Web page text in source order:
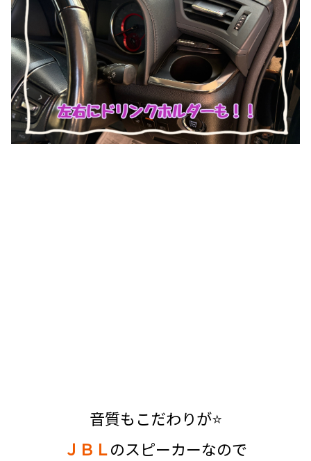
音質もこだわりが⭐
ＪＢＬのスピーカーなので